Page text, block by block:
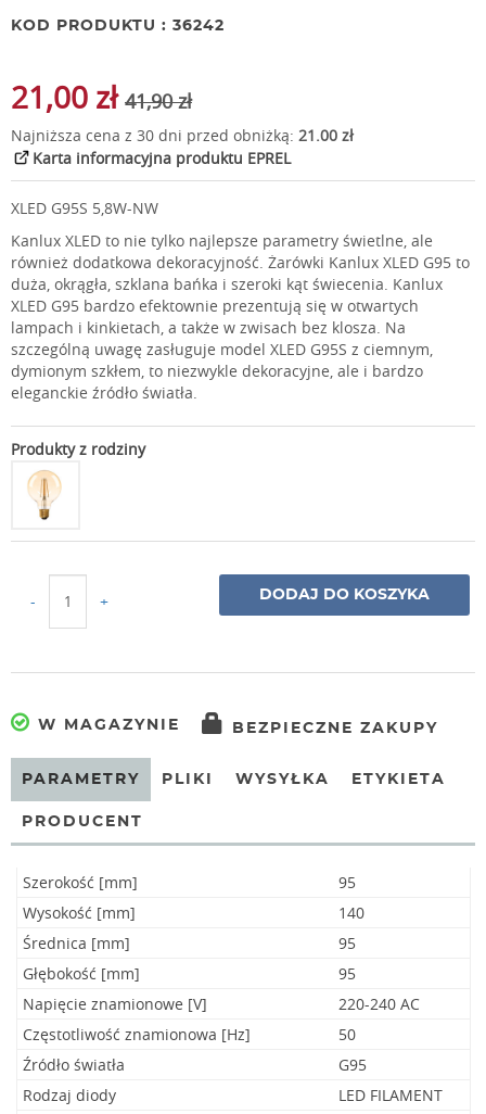
KOD PRODUKTU : 36242
21,00 zł 41,90 zł
Najniższa cena z 30 dni przed obniżką: 21.00 zł
Karta informacyjna produktu EPREL
XLED G95S 5,8W-NW
Kanlux XLED to nie tylko najlepsze parametry świetlne, ale
również dodatkowa dekoracyjność. Żarówki Kanlux XLED G95 to
duża, okrągła, szklana bańka i szeroki kąt świecenia. Kanlux
XLED G95 bardzo efektownie prezentują się w otwartych
lampach i kinkietach, a także w zwisach bez klosza. Na
szczególną uwagę zasługuje model XLED G95S z ciemnym,
dymionym szkłem, to niezwykle dekoracyjne, ale i bardzo
eleganckie źródło światła.
Produkty z rodziny
- + DODAJ DO KOSZYKA
W MAGAZYNIE BEZPIECZNE ZAKUPY
PARAMETRY PLIKI WYSYŁKA ETYKIETA
PRODUCENT
Szerokość [mm]
95
Wysokość [mm]
140
Średnica [mm]
95
Głębokość [mm]
95
Napięcie znamionowe [V]
220-240 AC
Częstotliwość znamionowa [Hz]
50
Źródło światła
G95
Rodzaj diody
LED FILAMENT